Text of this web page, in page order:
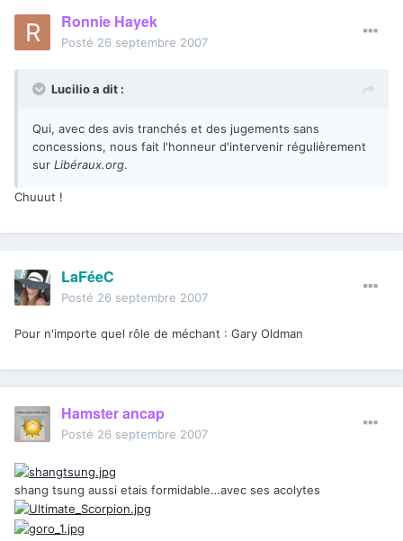
Ronnie Hayek
Posté 26 septembre 2007
Lucilio a dit :
Qui, avec des avis tranchés et des jugements sans
concessions, nous fait l'honneur d'intervenir régulièrement
sur Libéraux.org.
Chuuut !
LaFéeC
Posté 26 septembre 2007
Pour n'importe quel rôle de méchant : Gary Oldman
Hamster ancap
Posté 26 septembre 2007
shang tsung aussi etais formidable…avec ses acolytes